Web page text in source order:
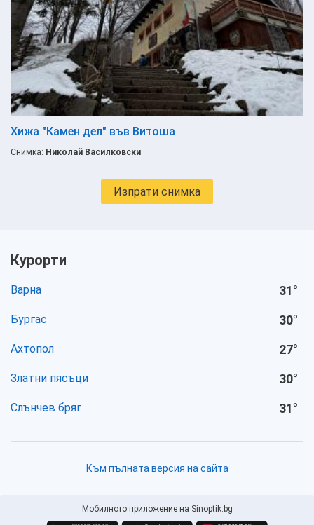
Хижа "Камен дел" във Витоша
Снимка: Николай Василковски
Изпрати снимка
Курорти
Варна 31°
Бургас 30°
Ахтопол 27°
Златни пясъци 30°
Слънчев бряг 31°
Към пълната версия на сайта
Мобилното приложение на Sinoptik.bg